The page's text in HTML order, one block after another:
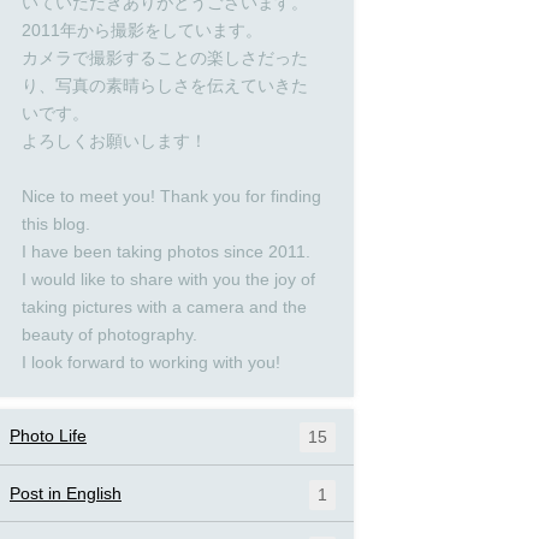
2011年から撮影をしています。
カメラで撮影することの楽しさだった
り、写真の素晴らしさを伝えていきた
いです。
よろしくお願いします！
Nice to meet you! Thank you for finding
this blog.
I have been taking photos since 2011.
I would like to share with you the joy of
taking pictures with a camera and the
beauty of photography.
I look forward to working with you!
Photo Life 15
Post in English 1